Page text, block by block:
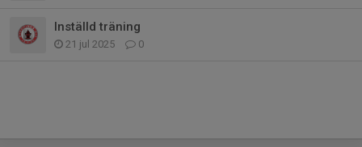
Inställd träning
21 jul 2025 0